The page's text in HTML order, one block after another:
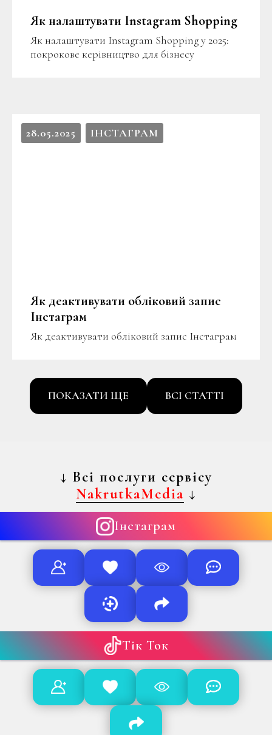
Як налаштувати Instagram Shopping
Як налаштувати Instagram Shopping у 2025:
покрокове керівництво для бізнесу
28.05.2025 ІНСТАГРАМ
Як деактивувати обліковий запис
Інстаграм
Як деактивувати обліковий запис Інстаграм
ПОКАЗАТИ ЩЕ ВСІ СТАТТІ
↓ Всі послуги сервісу
NakrutkaMedia ↓
Інстаграм
Тік Ток